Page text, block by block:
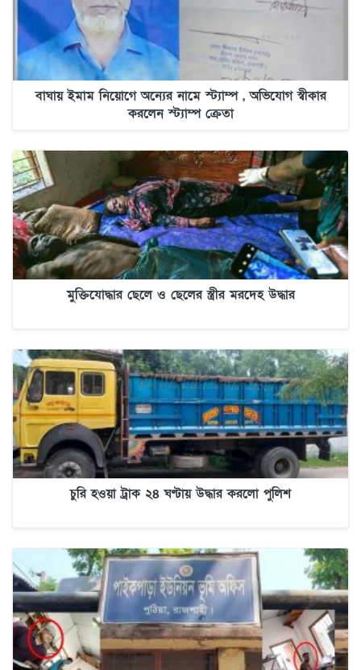
বাঘায় ইমাম নিয়োগে অন্যের নামে স্ট্যাম্প , অভিযোগ স্বীকার
করলেন স্ট্যাম্প ক্রেতা
মুক্তিযোদ্ধার ছেলে ও ছেলের স্ত্রীর মরদেহ উদ্ধার
চুরি হওয়া ট্রাক ২৪ ঘণ্টায় উদ্ধার করলো পুলিশ